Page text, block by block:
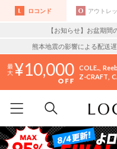
ロコンド アウトレ
【お知らせ】お盆期
熊本地震の影響による配送
10,000 COLE..
Z-CRAFT